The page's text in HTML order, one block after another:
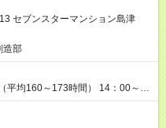
同じです。
セブンスターマンション島津
造部
～173時間） 14：00～